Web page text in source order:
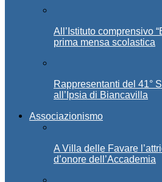
All’Istituto comprensivo
prima mensa scolastica
Rappresentanti del 41°
all’Ipsia di Biancavilla
Associazionismo
A Villa delle Favare
d’onore dell’Accademia